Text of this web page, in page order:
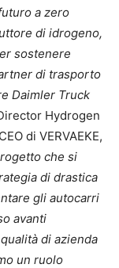
a zero
di idrogeno,
sostenere
di trasporto
Daimler Truck
Hydrogen
di VERVAEKE,
che si
di drastica
gli autocarri
avanti
di azienda
un ruolo